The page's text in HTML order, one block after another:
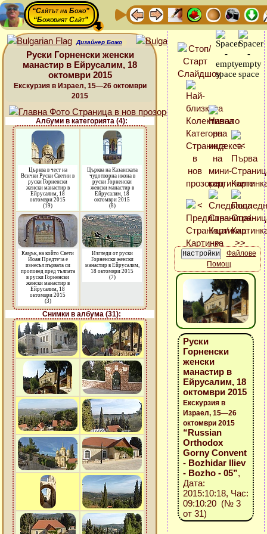
“Сайтът на Божо”
“Божовият Сайт”
Дизайнер Божо
Руски Горненски женски
манастир в Ейрусалим, 18
октомври 2015
Екскурзия в Израел, 15—26 октомври
2015
Албуми в категорията (4):
Църква в чест на
Всички Руски Светии в
руски Горненски
женски манастир в
Ейрусалим, 18
октомври 2015
(19)
Църква на Казанската
чудотворна икона в
руски Горненски
женски манастир в
Ейрусалим, 18
октомври 2015
(8)
Камък, на който Свети
Йоан Предтеча е
изнесъл първата си
проповед пред тълпата
в руски Горненски
женски манастир в
Ейрусалим, 18
октомври 2015
(3)
Изгледи от руски
Горненски женски
манастир в Ейрусалим,
18 октомври 2015
(7)
Снимки в албума (31):
Файлове
Помощ
Руски
Горненски
женски
манастир в
Ейрусалим, 18
октомври 2015
Екскурзия в
Израел, 15—26
октомври 2015
“Russian
Orthodox
Gorny Convent
- Bozhidar Iliev
- Bozho - 05”,
Дата:
2015:10:18, Час:
09:10:20 (№ 3
от 31)